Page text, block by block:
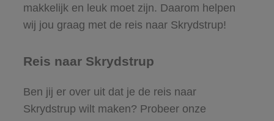
makkelijk en leuk moet zijn. Daarom helpen
wij jou graag met de reis naar Skrydstrup!
Reis naar Skrydstrup
Ben jij er over uit dat je de reis naar
Skrydstrup wilt maken? Probeer onze